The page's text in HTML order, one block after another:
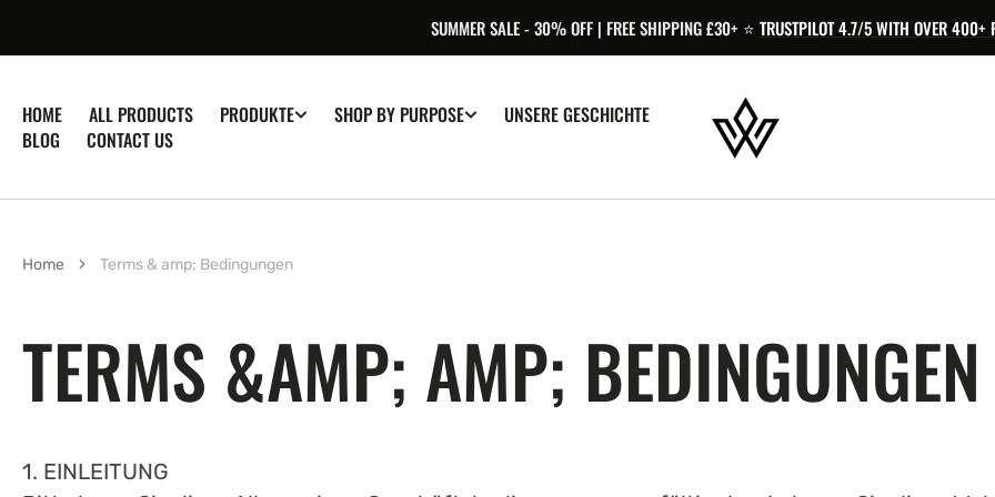
SPRINGEN
SUMMER SALE - 30% OFF | FREE SHIPPING £30+ ⭐️ TRUSTPILOT 4.7/5 WITH OVER 400+
HOME ALL PRODUCTS PRODUKTE SHOP BY PURPOSE
UNSERE GESCHICHTE
BLOG
CONTACT US
Home Terms & amp; Bedingungen
TERMS &AMP; AMP; BEDINGUNGEN
1. EINLEITUNG